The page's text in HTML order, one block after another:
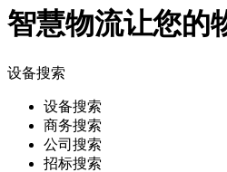
智慧物流让您的
设备搜索
设备搜索
商务搜索
公司搜索
招标搜索